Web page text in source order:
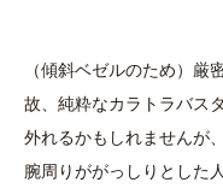
（傾斜ベゼルのため）厳
故、純粋なカラトラバス
外れるかもしれませんが、
腕周りががっしりとした